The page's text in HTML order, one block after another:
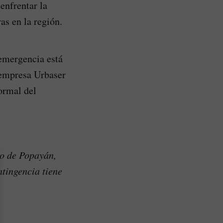
la
en la región.
está
Urbaser
del
de Popayán,
tiene